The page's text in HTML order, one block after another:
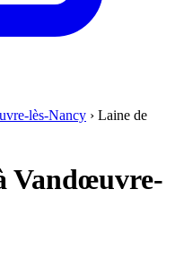
lès-Nancy › Laine de
Vandœuvre-